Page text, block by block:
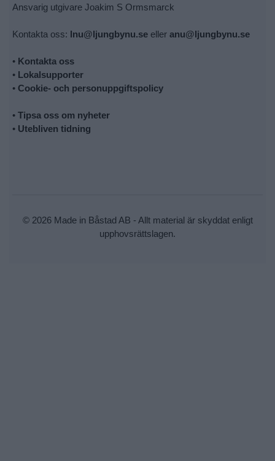
Ansvarig utgivare Joakim S Ormsmarck
Kontakta oss: lnu@ljungbynu.se eller anu@ljungbynu.se
• Kontakta oss
• Lokalsupporter
• Cookie- och personuppgiftspolicy
• Tipsa oss om nyheter
• Utebliven tidning
© 2026 Made in Båstad AB - Allt material är skyddat enligt
upphovsrättslagen.